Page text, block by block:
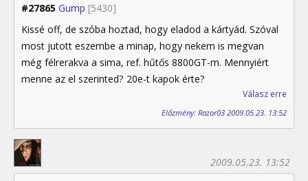
#27865 Gump [5430]
Kissé off, de szóba hoztad, hogy eladod a kártyád. Szóval
most jutott eszembe a minap, hogy nekem is megvan
még félrerakva a sima, ref. hűtős 8800GT-m. Mennyiért
menne az el szerinted? 20e-t kapok érte?
Válasz erre
Előzmény: Razor03 2009.05.23. 13:52
2009.05.23. 13:52